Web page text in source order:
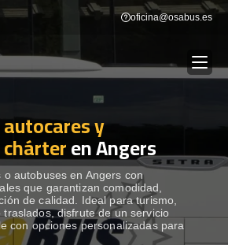
oficina@osabus.es
Show dropdown
Show dropdown
y
en Angers
o autobuses en Angers con
que garantizan comodidad,
de calidad. Ideal para turismo,
disfrute de un servicio
con opciones personalizadas para